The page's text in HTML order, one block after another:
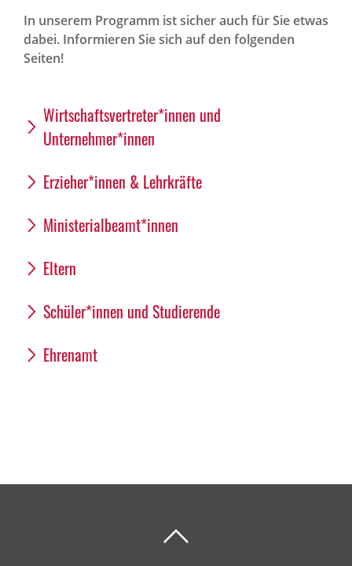
In unserem Programm ist sicher auch für Sie etwas
dabei. Informieren Sie sich auf den folgenden
Seiten!
Wirtschaftsvertreter*innen und
Unternehmer*innen
Erzieher*innen & Lehrkräfte
Ministerialbeamt*innen
Eltern
Schüler*innen und Studierende
Ehrenamt